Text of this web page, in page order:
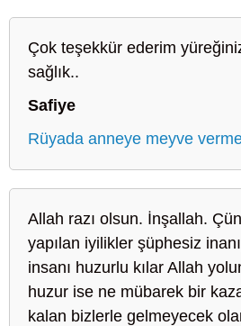
Çok teşekkür ederim
sağlık..
Safiye
Rüyada anneye meyve
Allah razı olsun. İnşallah.
yapılan iyilikler şüphesiz
insanı huzurlu kılar Allah
huzur ise ne mübarek bir
kalan bizlerle gelmeyecek